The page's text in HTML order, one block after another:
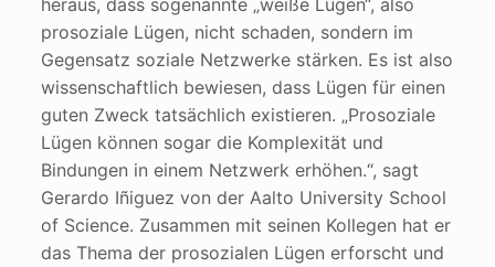
heraus, dass sogenannte „weiße Lügen“, also
prosoziale Lügen, nicht schaden, sondern im
Gegensatz soziale Netzwerke stärken. Es ist also
wissenschaftlich bewiesen, dass Lügen für einen
guten Zweck tatsächlich existieren. „Prosoziale
Lügen können sogar die Komplexität und
Bindungen in einem Netzwerk erhöhen.“, sagt
Gerardo Iñiguez von der Aalto University School
of Science. Zusammen mit seinen Kollegen hat er
das Thema der prosozialen Lügen erforscht und